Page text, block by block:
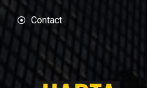
Contact